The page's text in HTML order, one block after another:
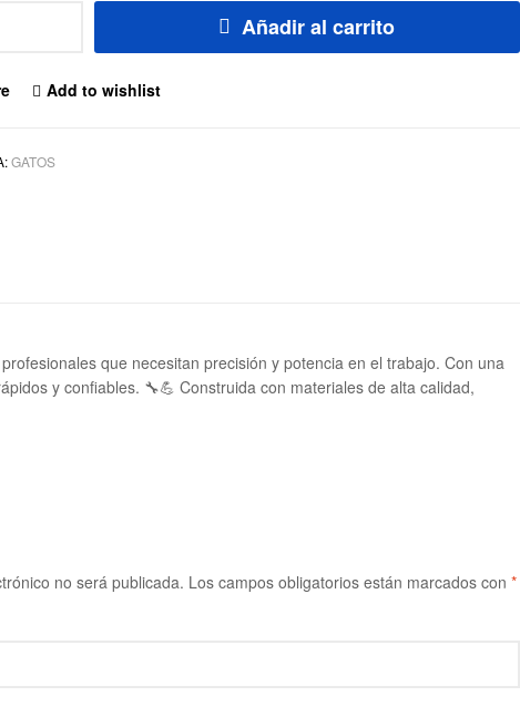
Añadir al carrito
Add to wishlist
GATOS
que necesitan precisión y potencia en el trabajo. Con una
y confiables. 🔧💪 Construida con materiales de alta calidad,
no será publicada. Los campos obligatorios están marcados con*